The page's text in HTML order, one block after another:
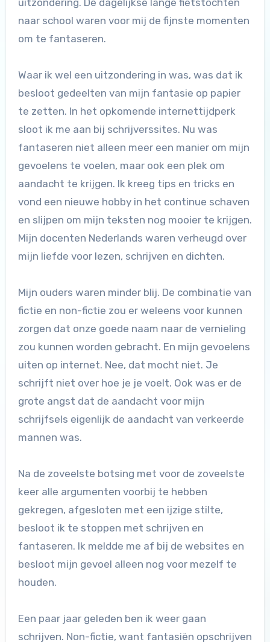
uitzondering. De dagelijkse lange fietstochten
naar school waren voor mij de fijnste momenten
om te fantaseren.
Waar ik wel een uitzondering in was, was dat ik
besloot gedeelten van mijn fantasie op papier
te zetten. In het opkomende internettijdperk
sloot ik me aan bij schrijverssites. Nu was
fantaseren niet alleen meer een manier om mijn
gevoelens te voelen, maar ook een plek om
aandacht te krijgen. Ik kreeg tips en tricks en
vond een nieuwe hobby in het continue schaven
en slijpen om mijn teksten nog mooier te krijgen.
Mijn docenten Nederlands waren verheugd over
mijn liefde voor lezen, schrijven en dichten.
Mijn ouders waren minder blij. De combinatie van
fictie en non-fictie zou er weleens voor kunnen
zorgen dat onze goede naam naar de vernieling
zou kunnen worden gebracht. En mijn gevoelens
uiten op internet. Nee, dat mocht niet. Je
schrijft niet over hoe je je voelt. Ook was er de
grote angst dat de aandacht voor mijn
schrijfsels eigenlijk de aandacht van verkeerde
mannen was.
Na de zoveelste botsing met voor de zoveelste
keer alle argumenten voorbij te hebben
gekregen, afgesloten met een ijzige stilte,
besloot ik te stoppen met schrijven en
fantaseren. Ik meldde me af bij de websites en
besloot mijn gevoel alleen nog voor mezelf te
houden.
Een paar jaar geleden ben ik weer gaan
schrijven. Non-fictie, want fantasiën opschrijven